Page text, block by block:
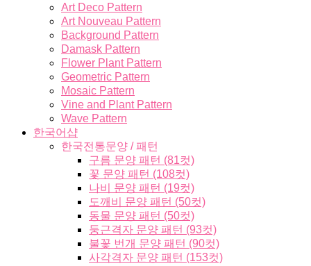
Art Deco Pattern
Art Nouveau Pattern
Background Pattern
Damask Pattern
Flower Plant Pattern
Geometric Pattern
Mosaic Pattern
Vine and Plant Pattern
Wave Pattern
한국어샵
한국전통문양 / 패턴
구름 문양 패턴 (81컷)
꽃 문양 패턴 (108컷)
나비 문양 패턴 (19컷)
도깨비 문양 패턴 (50컷)
동물 문양 패턴 (50컷)
둥근격자 문양 패턴 (93컷)
불꽃 번개 문양 패턴 (90컷)
사각격자 문양 패턴 (153컷)